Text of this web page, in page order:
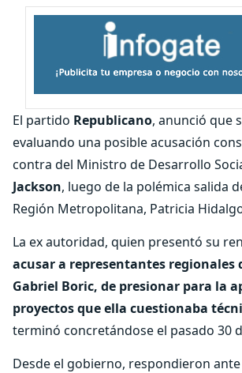
El partido Republicano, anunció que
evaluando una posible acusación
contra del Ministro de Desarrollo
Jackson, luego de la polémica salida
Región Metropolitana, Patricia
La ex autoridad, quien presentó su
acusar a representantes regionales
Gabriel Boric, de presionar para la
proyectos que ella cuestionaba
terminó concretándose el pasado 30
Desde el gobierno, respondieron